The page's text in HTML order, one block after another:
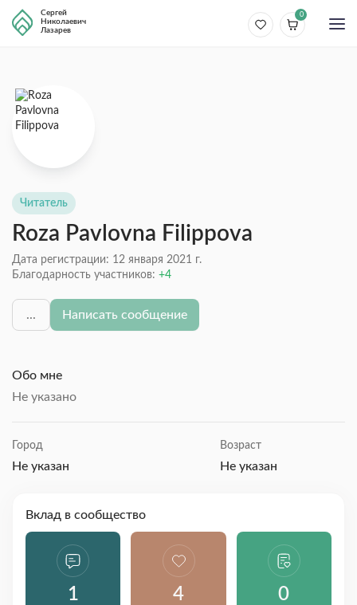
Сергей
Николаевич
Лазарев
0
Читатель
Roza Pavlovna Filippova
Дата регистрации: 12 января 2021 г.
Благодарность участников:
4
... Написать сообщение
Обо мне
Не указано
Город
Не указан
Возраст
Не указан
Вклад в сообщество
1 4 0